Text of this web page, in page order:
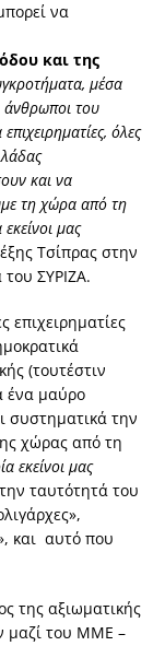
να
και της
μέσα
άνθρωποι του
όλες
και να
τη χώρα από τη
μας
Τσίπρας στην
ΣΥΡΙΖΑ.
επιχειρηματίες
(τουτέστιν
ένα μαύρο
συστηματικά την
χώρας από τη
εκείνοι μας
ταυτότητά του
και αυτό που
της αξιωματικής
μαζί του ΜΜΕ –